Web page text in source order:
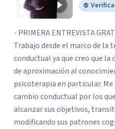
- PRIMERA ENTREVISTA
Trabajo desde el marco de la
conductual ya que creo que
de aproximación al
psicoterapia en particular.
cambio conductual por los
alcanzar sus objetivos,
modificando sus patrones